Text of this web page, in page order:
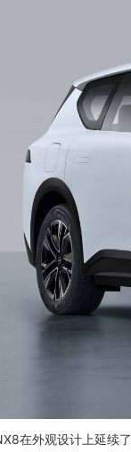
在外观设计上延续